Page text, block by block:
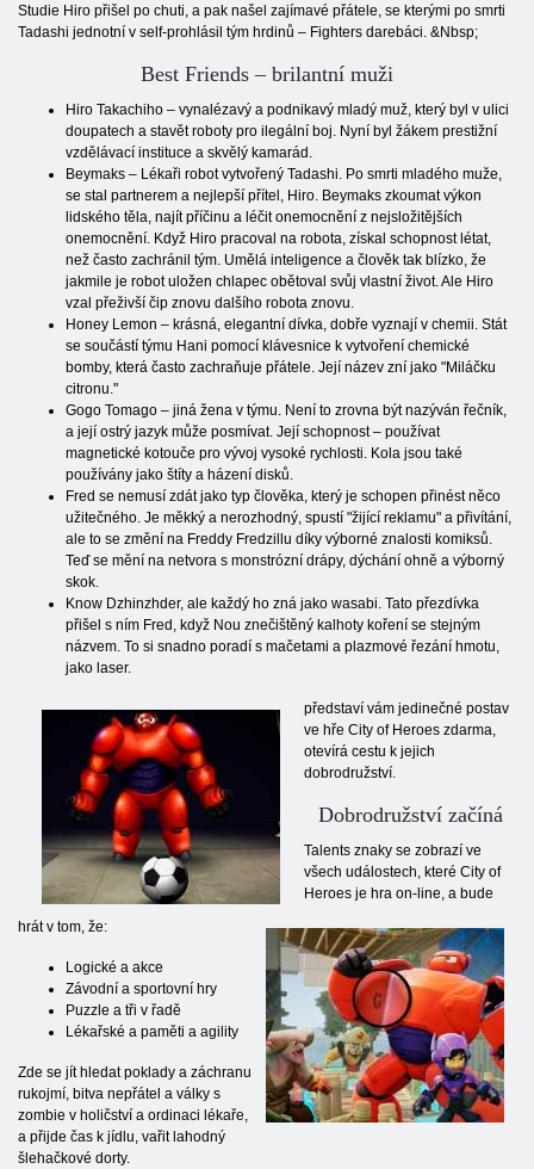
Studie Hiro přišel po chuti, a pak našel zajímavé přátele, se kterými po smrti
Tadashi jednotní v self-prohlásil tým hrdinů – Fighters darebáci. &Nbsp;
Best Friends – brilantní muži
Hiro Takachiho – vynalézavý a podnikavý mladý muž, který byl v ulici
doupatech a stavět roboty pro ilegální boj. Nyní byl žákem prestižní
vzdělávací instituce a skvělý kamarád.
Beymaks – Lékaři robot vytvořený Tadashi. Po smrti mladého muže,
se stal partnerem a nejlepší přítel, Hiro. Beymaks zkoumat výkon
lidského těla, najít příčinu a léčit onemocnění z nejsložitějších
onemocnění. Když Hiro pracoval na robota, získal schopnost létat,
než často zachránil tým. Umělá inteligence a člověk tak blízko, že
jakmile je robot uložen chlapec obětoval svůj vlastní život. Ale Hiro
vzal přeživší čip znovu dalšího robota znovu.
Honey Lemon – krásná, elegantní dívka, dobře vyznají v chemii. Stát
se součástí týmu Hani pomocí klávesnice k vytvoření chemické
bomby, která často zachraňuje přátele. Její název zní jako "Miláčku
citronu."
Gogo Tomago – jiná žena v týmu. Není to zrovna být nazýván řečník,
a její ostrý jazyk může posmívat. Její schopnost – používat
magnetické kotouče pro vývoj vysoké rychlosti. Kola jsou také
používány jako štíty a házení disků.
Fred se nemusí zdát jako typ člověka, který je schopen přinést něco
užitečného. Je měkký a nerozhodný, spustí "žijící reklamu" a přivítání,
ale to se změní na Freddy Fredzillu díky výborné znalosti komiksů.
Teď se mění na netvora s monstrózní drápy, dýchání ohně a výborný
skok.
Know Dzhinzhder, ale každý ho zná jako wasabi. Tato přezdívka
přišel s ním Fred, když Nou znečištěný kalhoty koření se stejným
názvem. To si snadno poradí s mačetami a plazmové řezání hmotu,
jako laser.
představí vám jedinečné postav
ve hře City of Heroes zdarma,
otevírá cestu k jejich
dobrodružství.
Dobrodružství začíná
Talents znaky se zobrazí ve
všech událostech, které City of
Heroes je hra on-line, a bude
hrát v tom, že:
Logické a akce
Závodní a sportovní hry
Puzzle a tři v řadě
Lékařské a paměti a agility
Zde se jít hledat poklady a záchranu
rukojmí, bitva nepřátel a války s
zombie v holičství a ordinaci lékaře,
a přijde čas k jídlu, vařit lahodný
šlehačkové dorty.